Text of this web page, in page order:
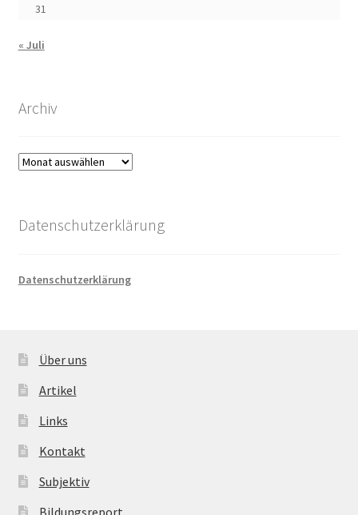
31
« Juli
Archiv
Archiv
Datenschutzerklärung
Datenschutzerklärung
Über uns
Artikel
Links
Kontakt
Subjektiv
Bildungsreport